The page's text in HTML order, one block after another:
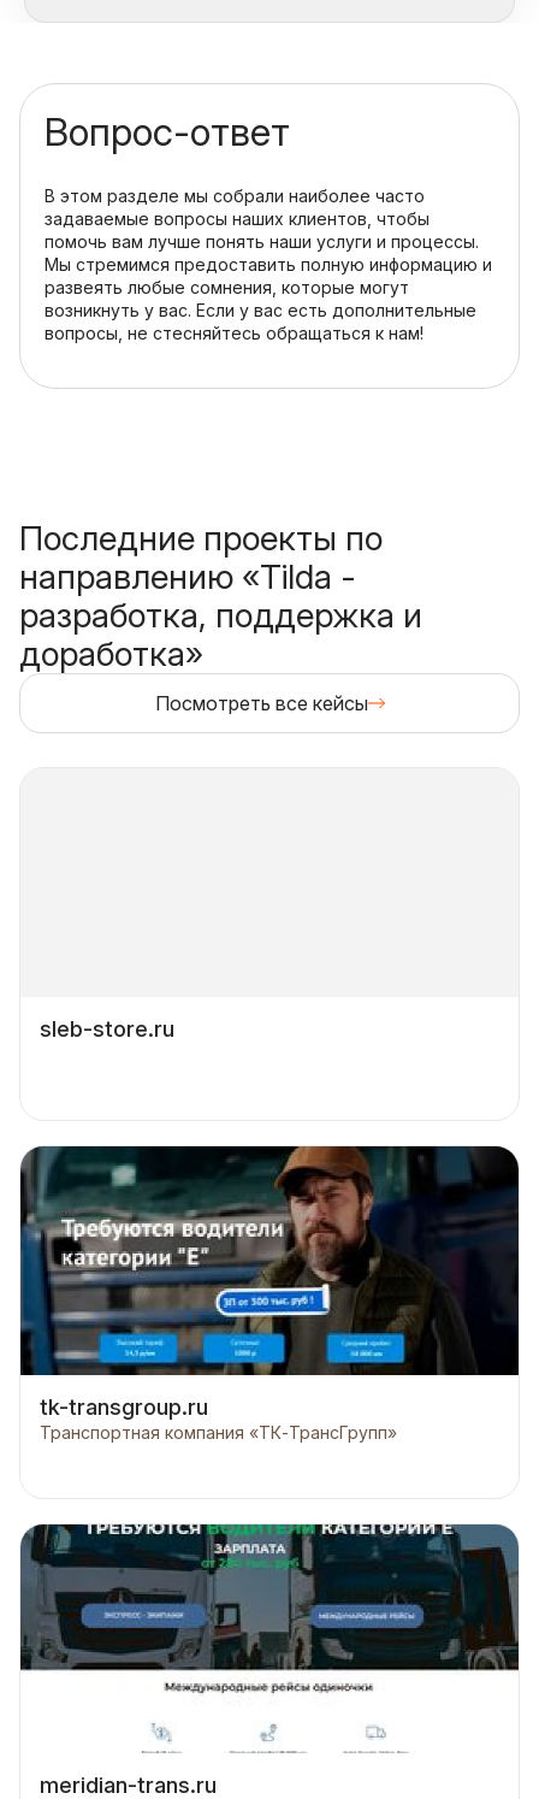
Вопрос-ответ
В этом разделе мы собрали наиболее часто
задаваемые вопросы наших клиентов, чтобы
помочь вам лучше понять наши услуги и процессы.
Мы стремимся предоставить полную информацию и
развеять любые сомнения, которые могут
возникнуть у вас. Если у вас есть дополнительные
вопросы, не стесняйтесь обращаться к нам!
Последние проекты по
направлению «Tilda -
разработка, поддержка и
доработка»
Посмотреть все кейсы
sleb-store.ru
tk-transgroup.ru
Транспортная компания «ТК-ТрансГрупп»
meridian-trans.ru